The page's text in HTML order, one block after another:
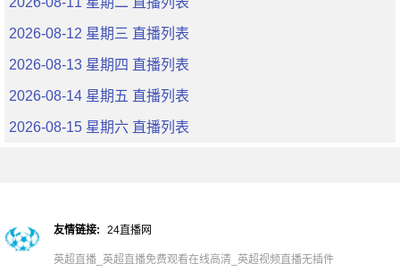
2026-08-12 星期三 直播列表
2026-08-13 星期四 直播列表
2026-08-14 星期五 直播列表
2026-08-15 星期六 直播列表
友情链接: 24直播网
英超直播_英超直播免费观看在线高清_英超视频直播无插件